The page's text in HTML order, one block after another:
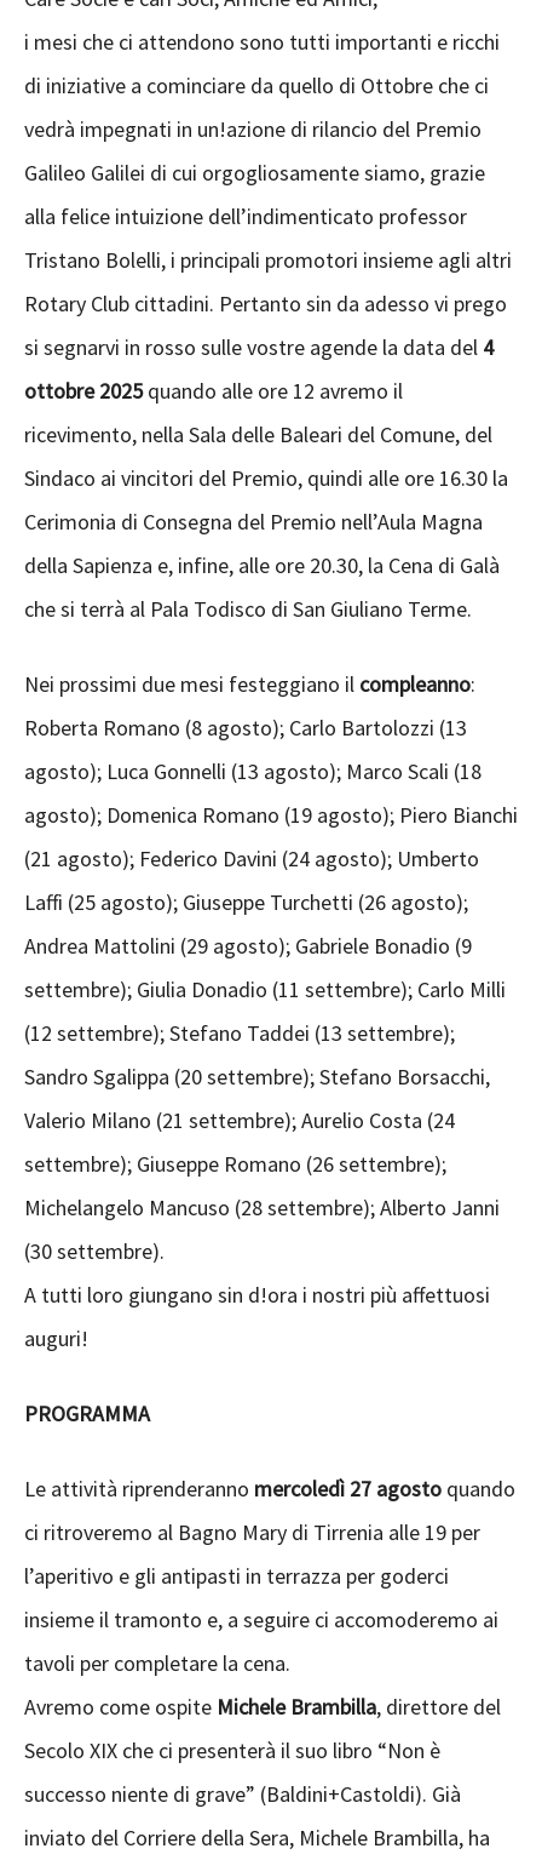
i mesi che ci attendono sono tutti importanti e ricchi
di iniziative a cominciare da quello di Ottobre che ci
vedrà impegnati in un!azione di rilancio del Premio
Galileo Galilei di cui orgogliosamente siamo, grazie
alla felice intuizione dell’indimenticato professor
Tristano Bolelli, i principali promotori insieme agli altri
Rotary Club cittadini. Pertanto sin da adesso vi prego
si segnarvi in rosso sulle vostre agende la data del 4
ottobre 2025quando alle ore 12 avremo il
ricevimento, nella Sala delle Baleari del Comune, del
Sindaco ai vincitori del Premio, quindi alle ore 16.30 la
Cerimonia di Consegna del Premio nell’Aula Magna
della Sapienza e, infine, alle ore 20.30, la Cena di Galà
che si terrà al Pala Todisco di San Giuliano Terme.
Nei prossimi due mesi festeggiano il compleanno:
Roberta Romano (8 agosto); Carlo Bartolozzi (13
agosto); Luca Gonnelli (13 agosto); Marco Scali (18
agosto); Domenica Romano (19 agosto); Piero Bianchi
(21 agosto); Federico Davini (24 agosto); Umberto
Laffi (25 agosto); Giuseppe Turchetti (26 agosto);
Andrea Mattolini (29 agosto); Gabriele Bonadio (9
settembre); Giulia Donadio (11 settembre); Carlo Milli
(12 settembre); Stefano Taddei (13 settembre);
Sandro Sgalippa (20 settembre); Stefano Borsacchi,
Valerio Milano (21 settembre); Aurelio Costa (24
settembre); Giuseppe Romano (26 settembre);
Michelangelo Mancuso (28 settembre); Alberto Janni
(30 settembre).
A tutti loro giungano sin d!ora i nostri più affettuosi
auguri!
PROGRAMMA
Le attività riprenderanno mercoledì 27 agosto quando
ci ritroveremo al Bagno Mary di Tirrenia alle 19 per
l’aperitivo e gli antipasti in terrazza per goderci
insieme il tramonto e, a seguire ci accomoderemo ai
tavoli per completare la cena.
Avremo come ospite Michele Brambilla, direttore del
Secolo XIX che ci presenterà il suo libro “Non è
successo niente di grave” (Baldini+Castoldi). Già
inviato del Corriere della Sera, Michele Brambilla, ha